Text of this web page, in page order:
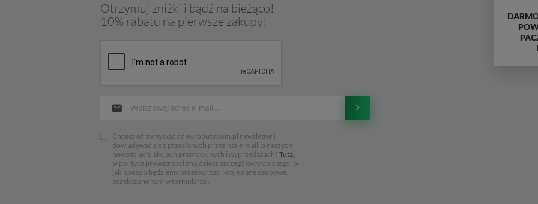
Otrzymuj zniżki i bądź na bieżąco!
10% rabatu na pierwsze zakupy!
Chcesz otrzymywać od eurobuty.com.pl newsletter i
dowiadywać sie z przesłanych przez nas e-maili o naszych
nowościach, akcjach promocyjnych i wyprzedażach? Tutaj,
w polityce prywatności znajdziesz szczegółowy opis tego, w
jaki sposób będziemy przetwarzać Twoje dane osobowe,
przekazane nam w formularzu.